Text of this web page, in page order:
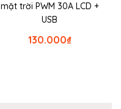
mặt trời PWM 30A LCD +
USB
₫
130.000